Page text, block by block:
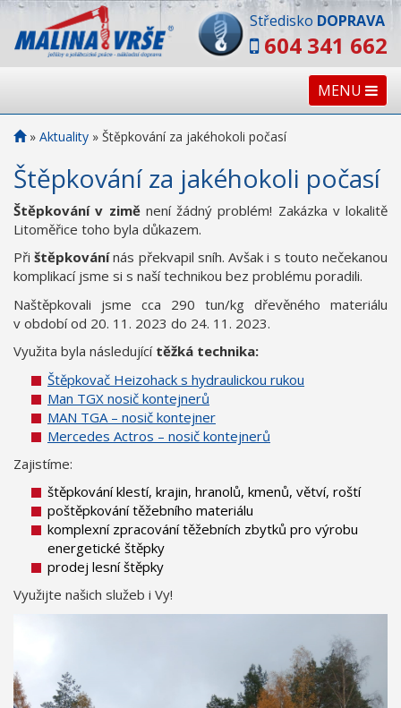
Středisko DOPRAVA
604 341 662
MENU
» Aktuality » Štěpkování za jakéhokoli počasí
Štěpkování za jakéhokoli počasí
Štěpkování v ziměnení žádný problém! Zakázka v lokalitě
Litoměřice toho byla důkazem.
Přištěpkovánínás překvapil sníh. Avšak i s touto nečekanou
komplikací jsme si s naší technikou bez problému poradili.
Naštěpkovali jsme cca 290 tun/kg dřevěného materiálu
v období od 20. 11. 2023 do 24. 11. 2023.
Využita byla následující těžká technika:
Štěpkovač Heizohack s hydraulickou rukou
Man TGX nosič kontejnerů
MAN TGA – nosič kontejner
Mercedes Actros – nosič kontejnerů
Zajistíme:
štěpkování klestí, krajin, hranolů, kmenů, větví, roští
poštěpkování těžebního materiálu
komplexní zpracování těžebních zbytků pro výrobu
energetické štěpky
prodej lesní štěpky
Využijte našich služeb i Vy!